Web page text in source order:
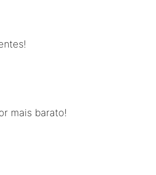
mais barato!